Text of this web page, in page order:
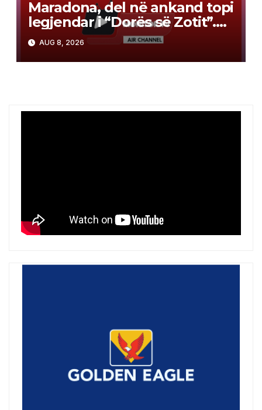
Maradona, del në ankand topi
legjendar i “Dorës së Zotit”.
Çmimi nis nga 2.5 milionë
dollarë
AUG 8, 2026